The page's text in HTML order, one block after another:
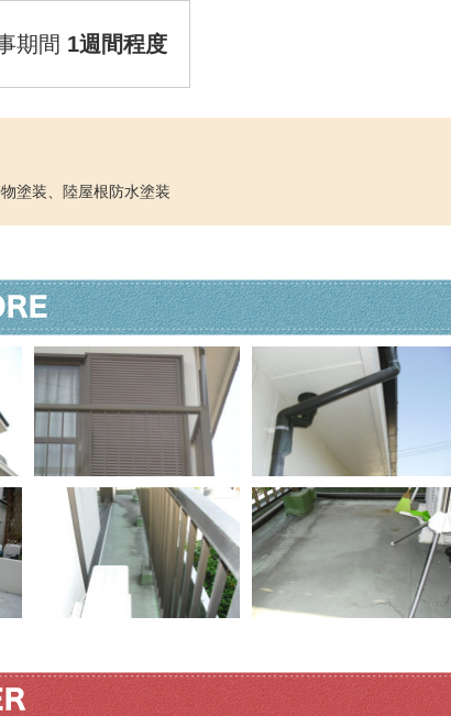
期間 1週間程度
塗装、陸屋根防水塗装